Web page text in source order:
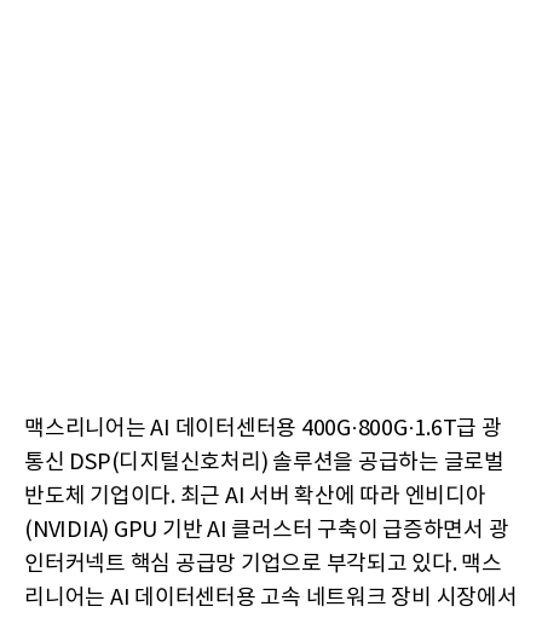
맥스리니어는 AI 데이터센터용 400G·800G·1.6T급 광
통신 DSP(디지털신호처리) 솔루션을 공급하는 글로벌
반도체 기업이다. 최근 AI 서버 확산에 따라 엔비디아
(NVIDIA) GPU 기반 AI 클러스터 구축이 급증하면서 광
인터커넥트 핵심 공급망 기업으로 부각되고 있다. 맥스
리니어는 AI 데이터센터용 고속 네트워크 장비 시장에서